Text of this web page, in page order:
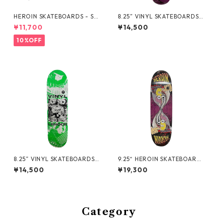
HEROIN SKATEBOARDS - SK
ATE ZOMBIE BLK CREWNEC
K -
¥11,700
10%OFF
8.25” VINYL SKATEBOARDS -
LENOCE "VICE" -
¥14,500
8.25” VINYL SKATEBOARDS -
LENOCE "ADRIFT" -
¥14,500
9.25“ HEROIN SKATEBOARD
S - MERGED ANATOMY RAZ
OREGG -
¥19,300
Category